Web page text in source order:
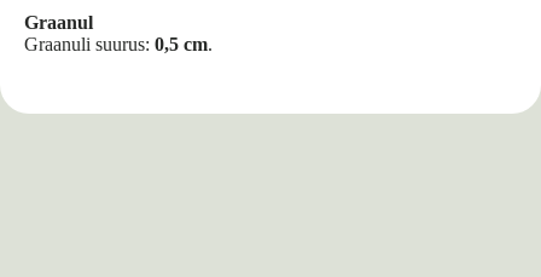
Graanul
Graanuli suurus: 0,5 cm.